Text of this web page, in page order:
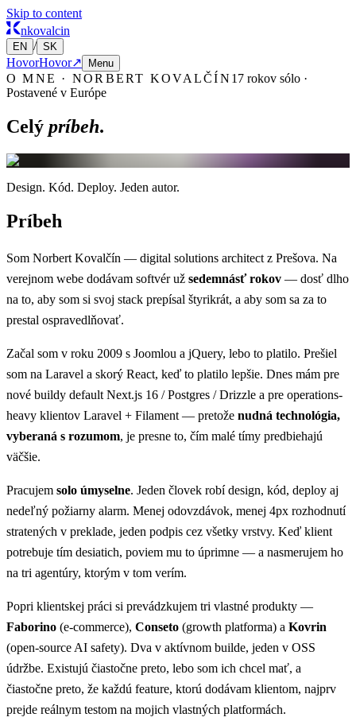
Skip to content
nkovalcin
EN / SK
HovorHovor↗ Menu
O MNE · NORBERT KOVALČÍN 17 rokov sólo ·
Postavené v Európe
Celý príbeh.
Design. Kód. Deploy. Jeden autor.
Príbeh
Som Norbert Kovalčín — digital solutions architect z Prešova. Na
verejnom webe dodávam softvér už sedemnásť rokov — dosť dlho
na to, aby som si svoj stack prepísal štyrikrát, a aby som sa za to
prestal ospravedlňovať.
Začal som v roku 2009 s Joomlou a jQuery, lebo to platilo. Prešiel
som na Laravel a skorý React, keď to platilo lepšie. Dnes mám pre
nové buildy default Next.js 16 / Postgres / Drizzle a pre operations-
heavy klientov Laravel + Filament — pretože nudná technológia,
vyberaná s rozumom, je presne to, čím malé tímy predbiehajú
väčšie.
Pracujem solo úmyselne. Jeden človek robí design, kód, deploy aj
nedeľný požiarny alarm. Menej odovzdávok, menej 4px rozhodnutí
stratených v preklade, jeden podpis cez všetky vrstvy. Keď klient
potrebuje tím desiatich, poviem mu to úprimne — a nasmerujem ho
na tri agentúry, ktorým v tom verím.
Popri klientskej práci si prevádzkujem tri vlastné produkty —
Faborino (e-commerce), Conseto (growth platforma) a Kovrin
(open-source AI safety). Dva v aktívnom builde, jeden v OSS
údržbe. Existujú čiastočne preto, lebo som ich chcel mať, a
čiastočne preto, že každú feature, ktorú dodávam klientom, najprv
prejde reálnym testom na mojich vlastných platformách.